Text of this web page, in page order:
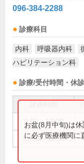
096-384-2288
診療科目
内科 呼吸器内科
ハビリテーション科
診療/受付時間・休
9:00～12:00
13:30～18:00
お盆(8月中旬)は
に必ず医療機関に